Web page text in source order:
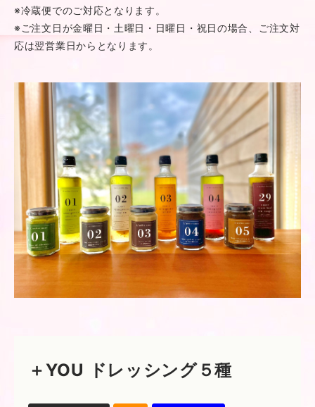
※冷蔵便でのご対応となります。
※ご注文日が金曜日・土曜日・日曜日・祝日の場合、ご注文対
応は翌営業日からとなります。
＋YOU ドレッシング５種